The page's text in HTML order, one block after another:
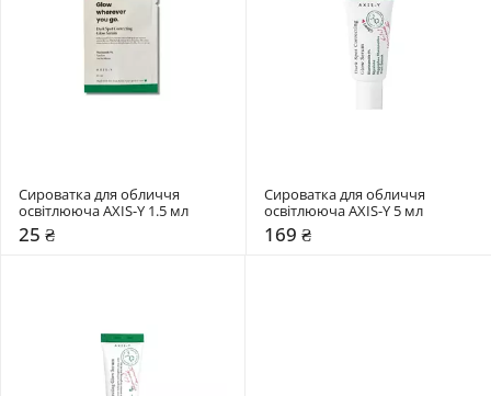
Сироватка для обличчя
освітлююча AXIS-Y 1.5 мл
25 ₴
Сироватка для обличчя
освітлююча AXIS-Y 5 мл
169 ₴